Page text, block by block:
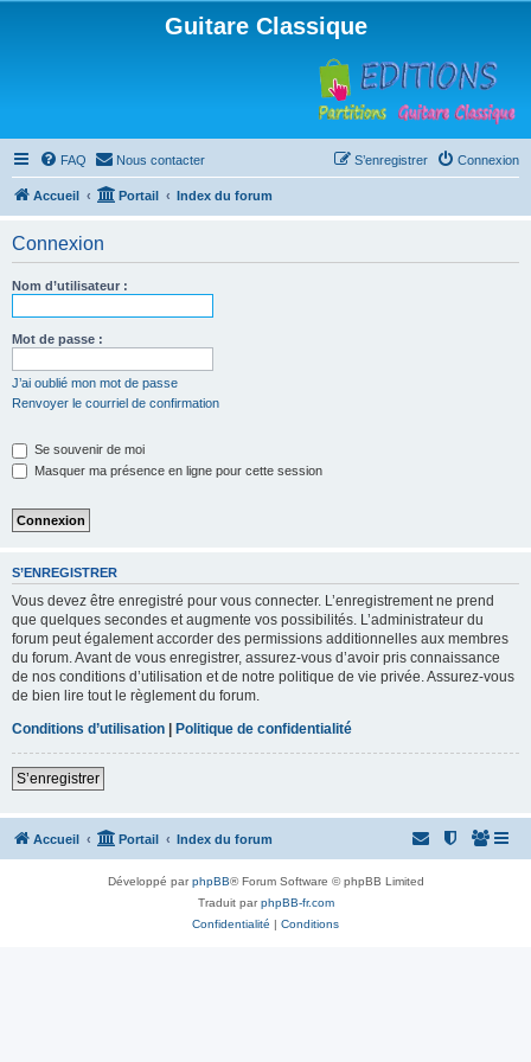
Guitare Classique
FAQ Nous contacter Connexion
S’enregistrer
Accueil Portail Index du forum
Connexion
Nom d’utilisateur :
Mot de passe :
J’ai oublié mon mot de passe
Renvoyer le courriel de confirmation
Se souvenir de moi
Masquer ma présence en ligne pour cette session
S’ENREGISTRER
Vous devez être enregistré pour vous connecter. L’enregistrement ne prend
que quelques secondes et augmente vos possibilités. L’administrateur du
forum peut également accorder des permissions additionnelles aux membres
du forum. Avant de vous enregistrer, assurez-vous d’avoir pris connaissance
de nos conditions d’utilisation et de notre politique de vie privée. Assurez-vous
de bien lire tout le règlement du forum.
Conditions d’utilisation | Politique de confidentialité
S’enregistrer
Accueil Portail Index du forum
Développé parphpBB® Forum Software © phpBB Limited
Traduit parphpBB-fr.com
Confidentialité | Conditions